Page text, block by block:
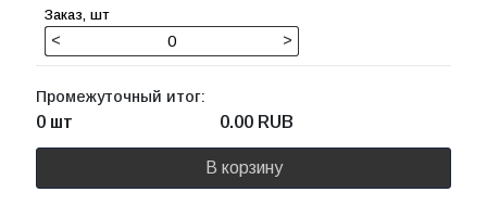
< >
Промежуточный итог:
0 шт 0.00 RUB
В корзину